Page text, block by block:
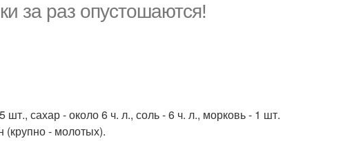
за раз опустошаются!
сахар - около 6 ч. л., соль - 6 ч. л., морковь - 1 шт.
- молотых).